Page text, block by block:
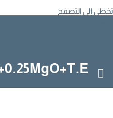
تخطي إلى التصفح